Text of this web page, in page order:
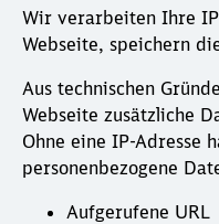
Wir verarbeiten Ihre
Webseite, speichern
Aus technischen
Webseite zusätzliche
Ohne eine IP-Adresse
personenbezogene
Aufgerufene URL